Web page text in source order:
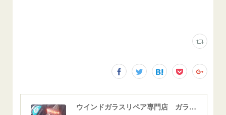
ウインドガラスリペア専門店 ガラスリペア・ヨシダ グラスウェルドジャパン 正規施工店 小松市